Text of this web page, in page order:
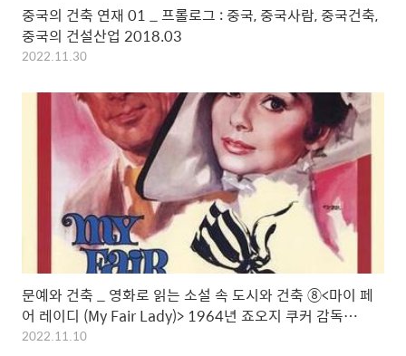
중국의 건축 연재 01 _ 프롤로그 : 중국, 중국사람, 중국건축,
중국의 건설산업 2018.03
2022.11.30
문예와 건축 _ 영화로 읽는 소설 속 도시와 건축 ⑧<마이 페
어 레이디 (My Fair Lady)> 1964년 죠오지 쿠커 감독
2022.11
2022.11.10